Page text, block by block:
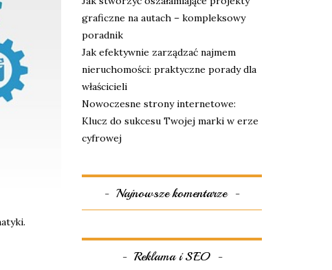
graficzne na autach – kompleksowy
poradnik
Jak efektywnie zarządzać najmem
nieruchomości: praktyczne porady dla
właścicieli
Nowoczesne strony internetowe:
Klucz do sukcesu Twojej marki w erze
cyfrowej
Najnowsze komentarze
Reklama i SEO